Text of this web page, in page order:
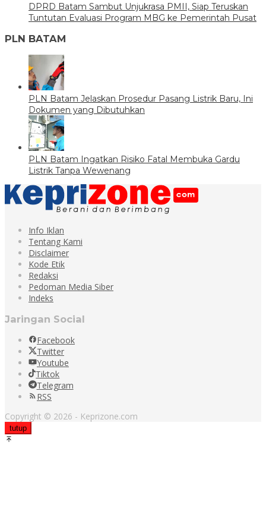
DPRD Batam Sambut Unjukrasa PMII, Siap Teruskan
Tuntutan Evaluasi Program MBG ke Pemerintah Pusat
PLN BATAM
PLN Batam Jelaskan Prosedur Pasang Listrik Baru, Ini
Dokumen yang Dibutuhkan
PLN Batam Ingatkan Risiko Fatal Membuka Gardu
Listrik Tanpa Wewenang
Info Iklan
Tentang Kami
Disclaimer
Kode Etik
Redaksi
Pedoman Media Siber
Indeks
Jaringan Social
Facebook
Twitter
Youtube
Tiktok
Telegram
RSS
Copyright © 2026 - Keprizone.com
tutup